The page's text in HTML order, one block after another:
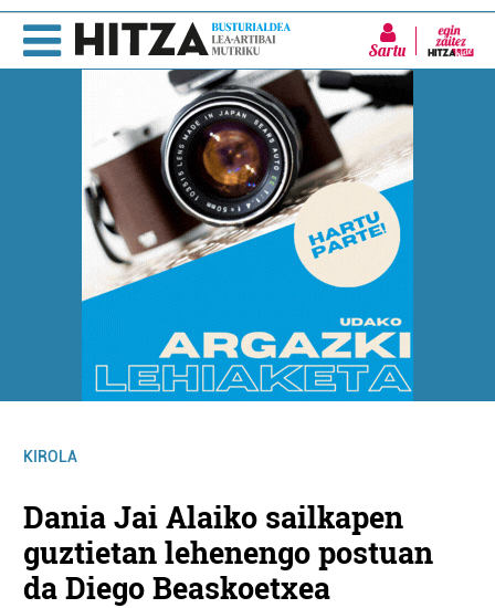
Sartu
KIROLA
Dania Jai Alaiko sailkapen
guztietan lehenengo postuan
da Diego Beaskoetxea